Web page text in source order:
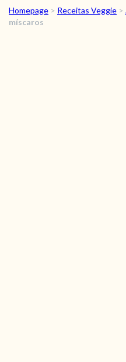
Homepage > Receitas Veggie >
míscaros